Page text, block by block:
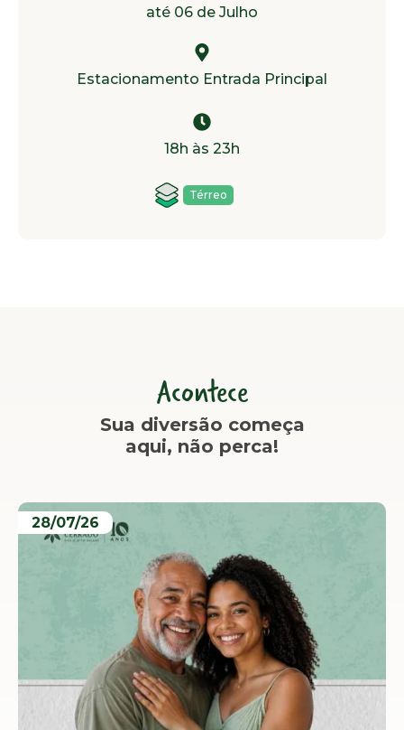
até 06 de Julho
Estacionamento Entrada Principal
18h às 23h
Térreo
Acontece
Sua diversão começa
aqui, não perca!
28/07/26